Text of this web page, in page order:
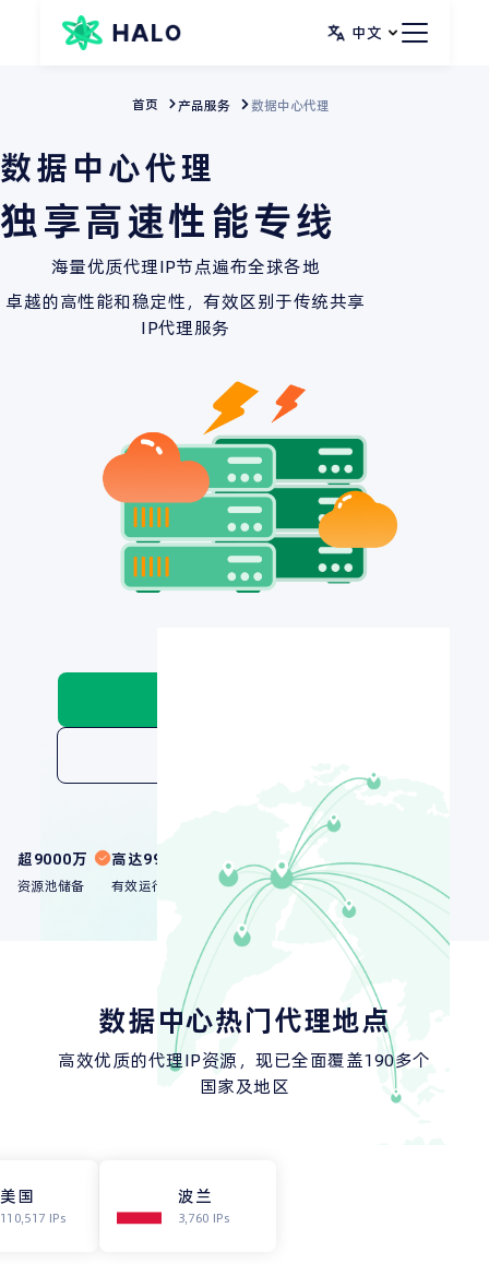
中文
首页 产品服务 数据中心代理
数据中心代理
独享高速性能专线
海量优质代理IP节点遍布全球各地
卓越的高性能和稳定性，有效区别于传统共享
IP代理服务
超9000万
资源池储备
高达99%
有效运行率
socks5/http(s)
兼容多种协议
数据中心热门代理地点
高效优质的代理IP资源，现已全面覆盖190多个
国家及地区
美国
110,517 IPs
波兰
3,760 IPs